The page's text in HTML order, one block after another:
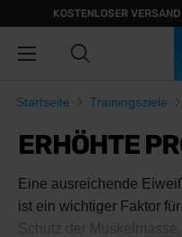
KOSTENLOSER
Startseite Trainingsziele
ERHÖHTE
Eine ausreichende
ist ein wichtiger Faktor
Schutz der